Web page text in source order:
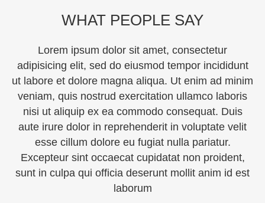
WHAT PEOPLE SAY
Lorem ipsum dolor sit amet, consectetur
adipisicing elit, sed do eiusmod tempor incididunt
ut labore et dolore magna aliqua. Ut enim ad minim
veniam, quis nostrud exercitation ullamco laboris
nisi ut aliquip ex ea commodo consequat. Duis
aute irure dolor in reprehenderit in voluptate velit
esse cillum dolore eu fugiat nulla pariatur.
Excepteur sint occaecat cupidatat non proident,
sunt in culpa qui officia deserunt mollit anim id est
laborum